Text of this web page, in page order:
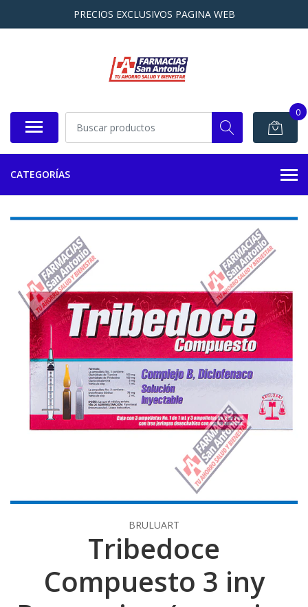
PRECIOS EXCLUSIVOS PAGINA WEB
0
CATEGORÍAS
BRULUART
Tribedoce
Compuesto 3 iny